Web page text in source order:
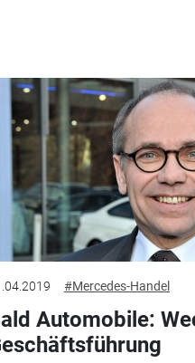
#Mercedes-Handel
Automobile: